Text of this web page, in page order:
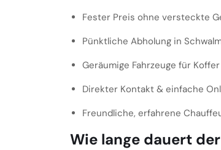
Fester Preis ohne versteckte
Pünktliche Abholung in
Geräumige Fahrzeuge für
Direkter Kontakt & einfache
Freundliche, erfahrene
Wie lange dauert